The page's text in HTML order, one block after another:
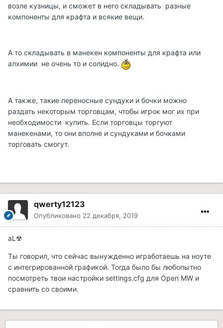
возле кузницы, и сможет в него складывать разные
компоненты для крафта и всякие вещи.
А то складывать в манекен компоненты для крафта или
алхимии не очень то и солидно.
А также, такие переносные сундуки и бочки можно
раздать некоторым торговцам, чтобы игрок мог их при
необходимости купить. Если торговцы торгуют
манекенами, то они вполне и сундуками и бочками
торговать смогут.
qwerty12123
Опубликовано 22 декабря, 2019
aL☢
Ты говорил, что сейчас вынужденно игработаешь на ноуте
с интегрированной графикой. Тогда было бы любопытно
посмотреть твои настройки settings.cfg для Open MW и
сравнить со своими.